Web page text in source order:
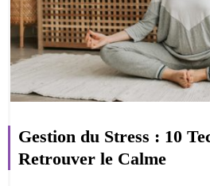
Gestion du Stress : 10
Retrouver le Calme